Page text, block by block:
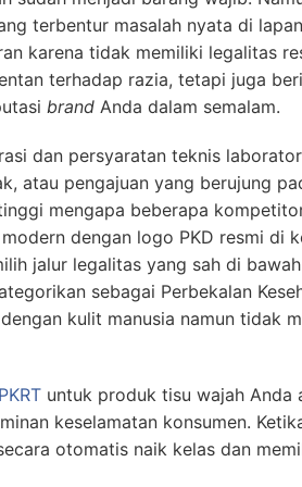
terbentur masalah nyata di
karena tidak memiliki legalitas
terhadap razia, tetapi juga
brand Anda dalam semalam.
dan persyaratan teknis
atau pengajuan yang berujung
mengapa beberapa
dengan logo PKD resmi di
jalur legalitas yang sah di
sebagai Perbekalan
kulit manusia namun tidak
untuk produk tisu wajah Anda
keselamatan konsumen.
otomatis naik kelas dan